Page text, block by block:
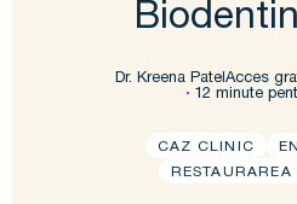
Dr. Kreena PatelAcces
12 minute
CAZ CLINIC
RESTAURAREA